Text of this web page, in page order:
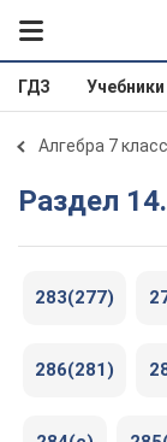
ГДЗ Учебники
Алгебра 7
Раздел
283(277)
286(281)